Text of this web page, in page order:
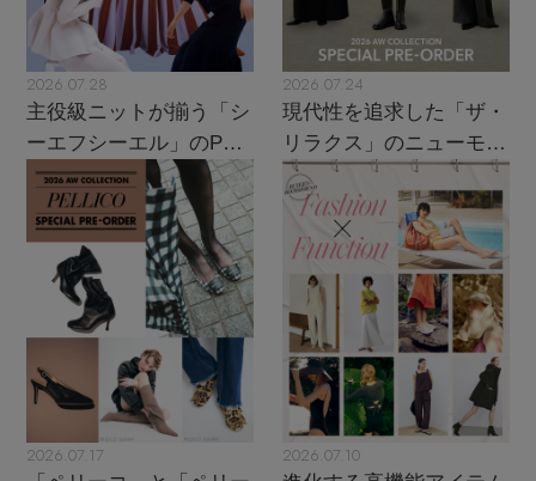
2026.07.28
主役級ニットが揃う「シ
ーエフシーエル」のPOP
UPがスタート
2026.07.24
現代性を追求した「ザ・
リラクス」のニューモダ
ンクラシック
2026.07.17
2026.07.10